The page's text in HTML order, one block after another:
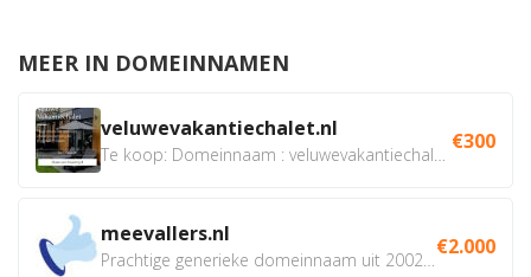
MEER IN DOMEINNAMEN
veluwevakantiechalet.nl €300
meevallers.nl €2.000